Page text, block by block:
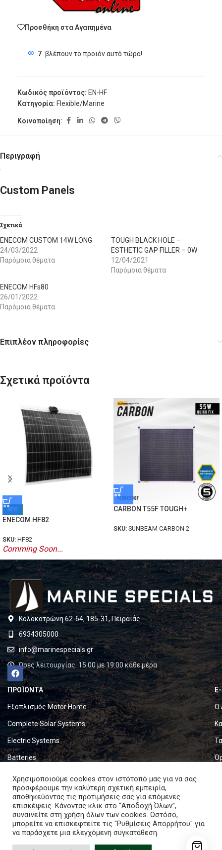
Προσθήκη στα Αγαπημένα
7 βλέπουν το προϊόν αυτό τώρα!
Κωδικός προϊόντος: EN-HF
Κατηγορία: Flexible/Marine
Κοινοποίηση:
Περιγραφή
Custom Panels
Σχετικά
ENECOM CUSTOM 14W LONG
24/03/2022
Παρόμοια θέματα
TOUGH BLACK HOLE –
ESTHETIC GAP FILLER – 0W
12/04/2021
Παρόμοια θέματα
ENECOM HFs80
26/01/2022
Παρόμοια θέματα
Επιπλέον πληροφορίες
Σχετικά προϊόντα
ΝΕΟ
ENECOM HF82
SKU: HF82
Comming Soon...
CARBON T55F TOUGH+
SKU: SUNBEAM CARBON-2
Κολοκοτρώνη 62-64, 185-31, Πειραιάς
6934305000
info@marinespecials.gr
Ώρες λειτουργίας: 15:00 με 19:00 κάθε μέρα
ΠΡΟΪΟΝΤΑ
Εξοπλισμός Motor Home
Complete Solar Systems
Electric Systems
Batteries
Set & Fold Solar Panels
Marine Equipment
Ο
Copyright © 2024. All rights reserved.
Χρησιμοποιούμε cookies στον ιστότοπό μας για να σας
προσφέρουμε την καλύτερη σχετική εμπειρία,
αποθηκεύοντας τις προτιμήσεις σας για επόμενες
επισκέψεις. Κάνοντας κλικ στο “Αποδοχή Όλων”,
συναινείτε στη χρήση όλων των cookies. Ωστόσο,
μπορείτε να επισκεφτείτε τις "Ρυθμίσεις Απορρήτου" για
να παράσχετε μια ελεγχόμενη συγκατάθεση.